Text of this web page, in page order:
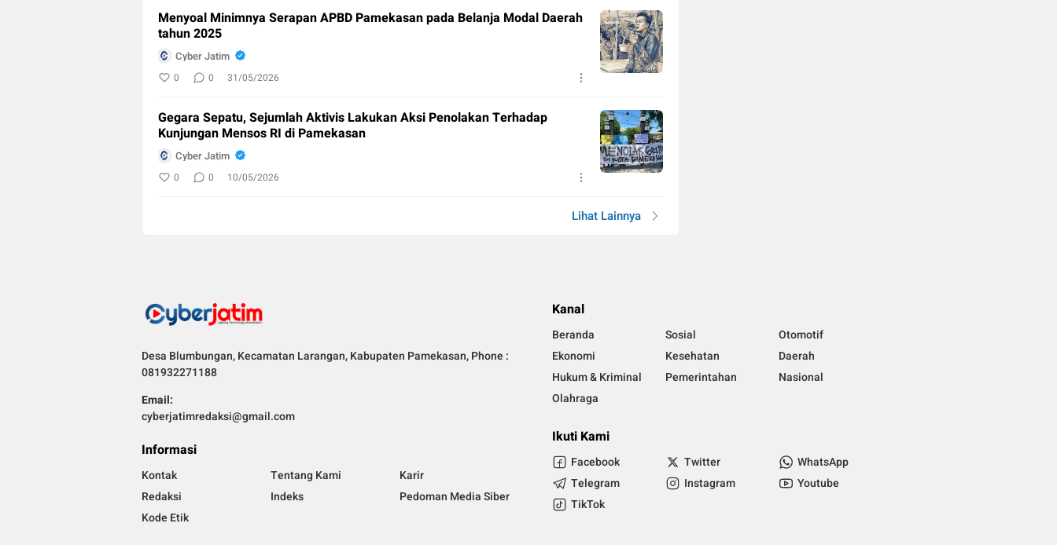
Menyoal Minimnya Serapan APBD Pamekasan pada Belanja Modal Daerah
tahun 2025
Cyber Jatim
0 0 31/05/2026
Gegara Sepatu, Sejumlah Aktivis Lakukan Aksi Penolakan Terhadap
Kunjungan Mensos RI di Pamekasan
Cyber Jatim
0 0 10/05/2026
Lihat Lainnya
Desa Blumbungan, Kecamatan Larangan, Kabupaten Pamekasan, Phone :
081932271188
Email:
cyberjatimredaksi@gmail.com
Informasi
Kontak Tentang Kami
Karir
Redaksi
Indeks
Pedoman Media Siber
Kode Etik
Kanal
Beranda Sosial
Otomotif
Ekonomi
Kesehatan
Daerah
Hukum & Kriminal
Pemerintahan
Nasional
Olahraga
Ikuti Kami
Facebook Twitter
WhatsApp
Telegram
Instagram
Youtube
TikTok